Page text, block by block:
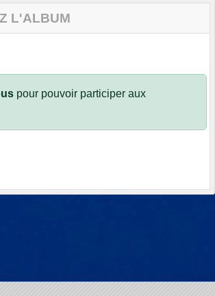
L'ALBUM
pour pouvoir participer aux